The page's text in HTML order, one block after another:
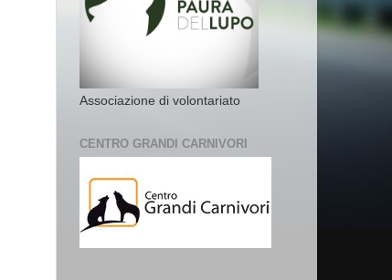
Associazione di volontariato
CENTRO GRANDI CARNIVORI